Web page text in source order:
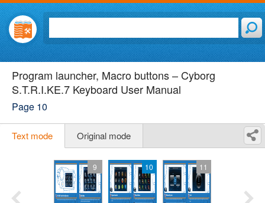
Program launcher, Macro buttons – Cyborg
S.T.R.I.KE.7 Keyboard User Manual
Page 10
Text mode Original mode
9 10 11